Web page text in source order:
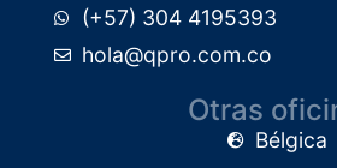
(+57) 304 4195393
hola@qpro.com.co
Otras
Bélgica